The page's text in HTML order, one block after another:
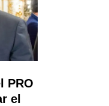
PRO
el